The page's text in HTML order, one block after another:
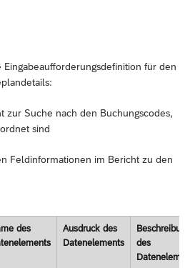
für den
zur Suche nach den Buchungscodes,
sind
Feldinformationen im Bericht zu den
des
Ausdruck des
Datenelements
Beschreibung
des